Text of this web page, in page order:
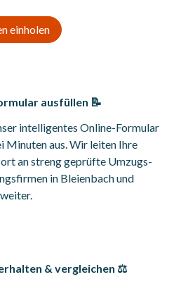
einholen
ausfüllen 📝
intelligentes Online-Formular
Minuten aus. Wir leiten Ihre
an streng geprüfte Umzugs-
in Bleienbach und
& vergleichen ⚖️